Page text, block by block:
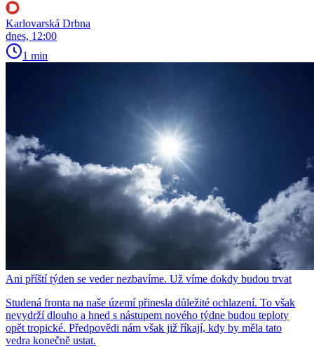
Karlovarská Drbna
dnes, 12:00
1 min
Ani příští týden se veder nezbavíme. Už víme dokdy budou trvat
Studená fronta na naše území přinesla důležité ochlazení. To však
nevydrží dlouho a hned s nástupem nového týdne budou teploty
opět tropické. Předpovědi nám však již říkají, kdy by měla tato
vedra konečně ustat.